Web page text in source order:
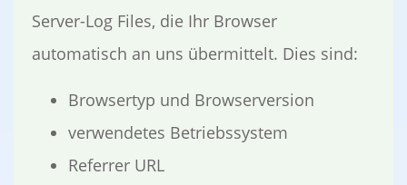
Server-Log Files, die Ihr Browser
automatisch an uns übermittelt. Dies sind:
Browsertyp und Browserversion
verwendetes Betriebssystem
Referrer URL